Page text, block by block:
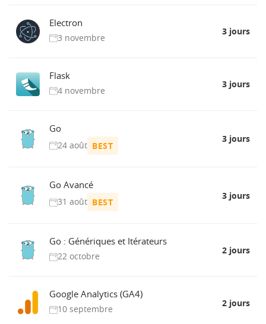
Electron
3 novembre
3 jours
Flask
4 novembre
3 jours
Go
24 août BEST
3 jours
Go Avancé
31 août BEST
3 jours
Go : Génériques et Itérateurs
22 octobre
2 jours
Google Analytics (GA4)
10 septembre
2 jours